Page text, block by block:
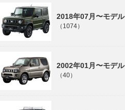
2018年07月〜モデル
（1074）
2002年01月〜モデル
（40）